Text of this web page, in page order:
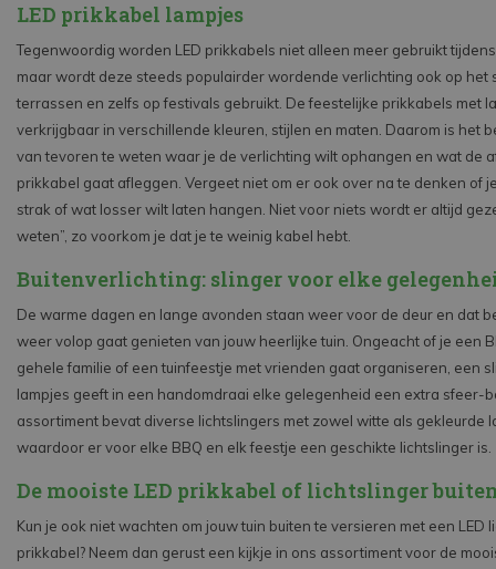
LED prikkabel lampjes
Tegenwoordig worden LED prikkabels niet alleen meer gebruikt
maar wordt deze steeds populairder wordende verlichting ook op het
terrassen en zelfs op festivals gebruikt. De feestelijke prikkabels met
verkrijgbaar in verschillende kleuren, stijlen en maten. Daarom is het
van tevoren te weten waar je de verlichting wilt ophangen en wat de
prikkabel gaat afleggen. Vergeet niet om er ook over na te denken of
strak of wat losser wilt laten hangen. Niet voor niets wordt er altijd
weten”, zo voorkom je dat je te weinig kabel hebt.
Buitenverlichting: slinger voor elke
De warme dagen en lange avonden staan weer voor de deur en dat
weer volop gaat genieten van jouw heerlijke tuin. Ongeacht of je een
gehele familie of een tuinfeestje met vrienden gaat organiseren, een
lampjes geeft in een handomdraai elke gelegenheid een extra sfeer-
assortiment bevat diverse lichtslingers met zowel witte als gekleurde
waardoor er voor elke BBQ en elk feestje een geschikte lichtslinger is.
De mooiste LED prikkabel of lichtslinger
Kun je ook niet wachten om jouw tuin buiten te versieren met een LED
prikkabel? Neem dan gerust een kijkje in ons assortiment voor de